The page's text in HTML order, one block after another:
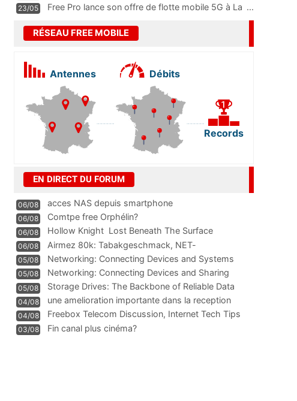
23/05 Free Pro lance son offre de flotte mobile 5G à La ...
RÉSEAU FREE MOBILE
Antennes Débits
Records
EN DIRECT DU FORUM
06/08 acces NAS depuis smartphone
06/08 Comtpe free Orphélin?
06/08 Hollow Knight  Lost Beneath The Surface
06/08
Airmez 80k: Tabakgeschmack, NET-
Technologie und Leistung im
05/08 Networking: Connecting Devices and Systems
05/08
Networking: Connecting Devices and Sharing
Information
05/08
Storage Drives: The Backbone of Reliable Data
Management
04/08
une amelioration importante dans la reception
WIFI
04/08
Freebox Telecom Discussion, Internet Tech Tips
Communi
03/08 Fin canal plus cinéma?